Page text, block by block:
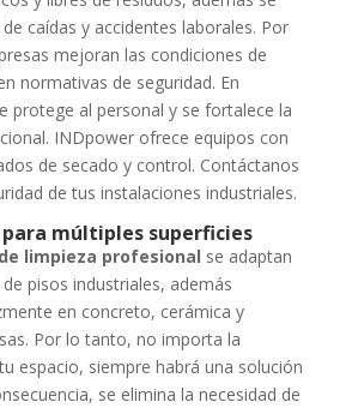
caídas y accidentes laborales. Por
mejoran las condiciones de
normativas de seguridad. En
protege al personal y se fortalece la
INDpower ofrece equipos con
de secado y control. Contáctanos
de tus instalaciones industriales.
múltiples superficies
limpieza profesional se adaptan
pisos industriales, además
en concreto, cerámica y
Por lo tanto, no importa la
espacio, siempre habrá una solución
se elimina la necesidad de